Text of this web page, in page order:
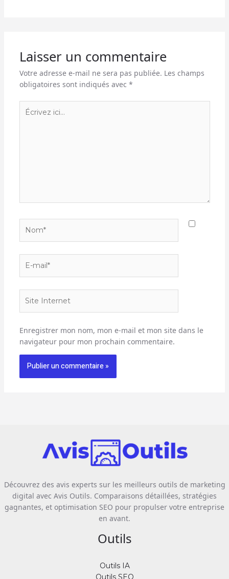
Laisser un commentaire
Votre adresse e-mail ne sera pas publiée. Les champs
obligatoires sont indiqués avec *
Écrivez
ici…
mail*
Internet
Enregistrer mon nom, mon e-mail et mon site dans le
navigateur pour mon prochain commentaire.
Découvrez des avis experts sur les meilleurs outils de marketing
digital avec Avis Outils. Comparaisons détaillées, stratégies
gagnantes, et optimisation SEO pour propulser votre entreprise
en avant.
Outils
Outils IA
Outils SEO